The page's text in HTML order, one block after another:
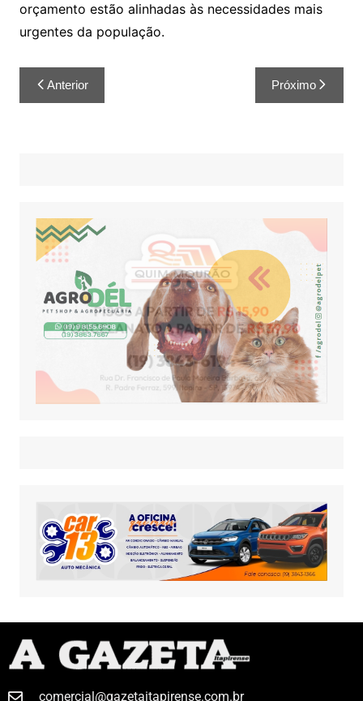
orçamento estão alinhadas às necessidades mais
urgentes da população.
Anterior Próximo
comercial@gazetaitapirense.com.br